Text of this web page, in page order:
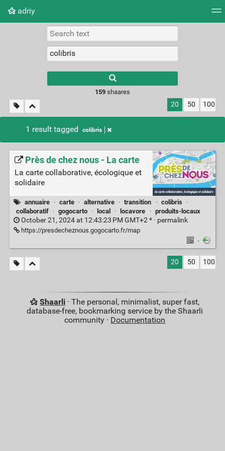
adriy
Picture wall
159shaares
20 50 100
1 result tagged colibris
Près de chez nous - La carte
La carte collaborative, écologique et
solidaire
annuaire · carte · alternative · transition · colibris
·
collaboratif
· gogocarto · local · locavore · produits-locaux
October 21, 2024 at 12:43:23 PM GMT+2 * · permalink
https://presdecheznous.gogocarto.fr/map
·
20 50 100
Shaarli · The personal, minimalist, super fast,
database-free, bookmarking service by the Shaarli
community · Documentation